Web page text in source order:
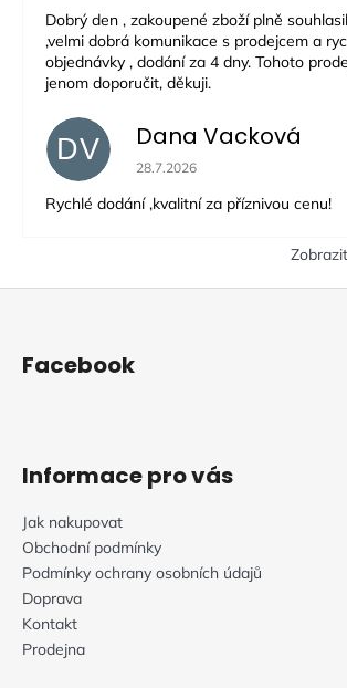
Dobrý den , zakoupené zboží plně
,velmi dobrá komunikace s prodejcem a
objednávky , dodání za 4 dny. Tohoto
jenom doporučit, děkuji.
DV Dana Vacková
Hodnocení obchodu je 5 z 5
28.7.2026
Rychlé dodání ,kvalitní za příznivou cenu!
Z
Facebook
Informace pro vás
Jak nakupovat
Obchodní podmínky
Podmínky ochrany osobních údajů
Doprava
Kontakt
Prodejna